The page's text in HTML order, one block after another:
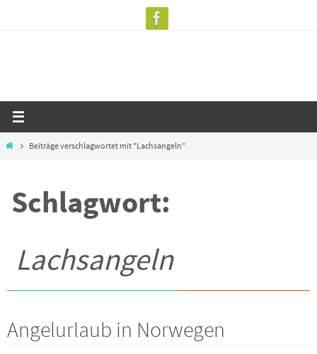
StartBeiträge verschlagwortet mit "Lachsangeln"
Schlagwort:
Lachsangeln
Angelurlaub in Norwegen